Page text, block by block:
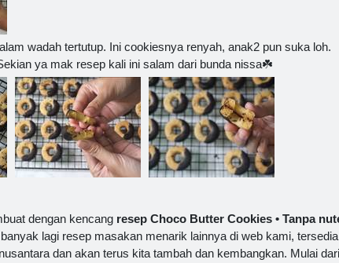
wadah tertutup. Ini cookiesnya renyah, anak2 pun suka loh.
ya mak resep kali ini salam dari bunda nissa☘️
dengan kencang resep Choco Butter Cookies • Tanpa
lagi resep masakan menarik lainnya di web kami, tersedia
dan akan terus kita tambah dan kembangkan. Mulai dari